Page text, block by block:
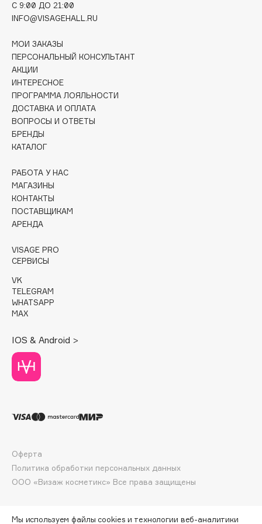
Collagenina
Consly
CosRX
Cottolina
Crescina
Cunzite
Curaprox
d'Alba
DABO
DARLING*
Davines
Dessange
Dior
Divage
Dolce & Gabbana
Dolomit
Dorco
DP Daily Perfection
Dr.Althea
Dr.Jart+
DSD de Luxe
Dyson
C 9:00 ДО 21:00
INFO@VISAGEHALL.RU
МОИ ЗАКАЗЫ
ПЕРСОНАЛЬНЫЙ КОНСУЛЬТАНТ
АКЦИИ
ИНТЕРЕСНОЕ
ПРОГРАММА ЛОЯЛЬНОСТИ
ДОСТАВКА И ОПЛАТА
ВОПРОСЫ И ОТВЕТЫ
БРЕНДЫ
КАТАЛОГ
РАБОТА У НАС
МАГАЗИНЫ
КОНТАКТЫ
ПОСТАВЩИКАМ
АРЕНДА
VISAGE PRO
СЕРВИСЫ
VK
TELEGRAM
WHATSAPP
MAX
IOS & Android >
ООО «Визаж косметикс» Все права защищены
Оферта
Политика обработки персональных данных
Мы используем файлы cookies и технологии веб-аналитики